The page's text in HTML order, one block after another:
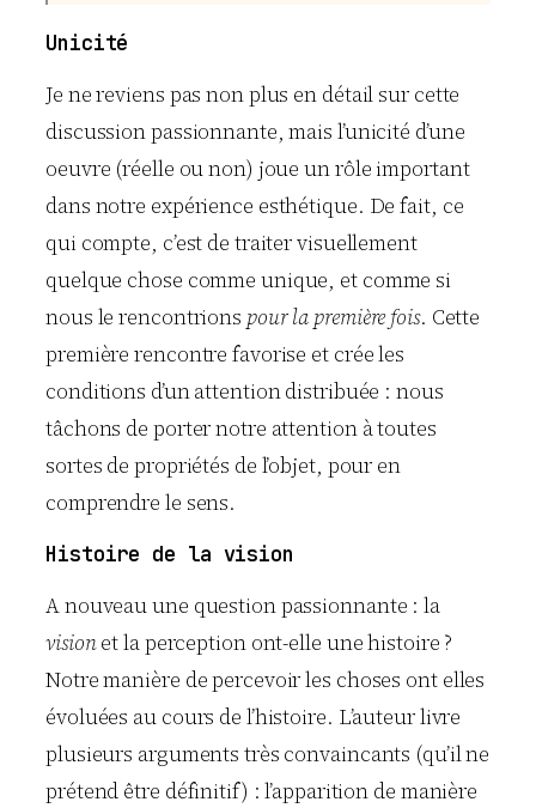
Unicité
Je ne reviens pas non plus en détail sur cette
discussion passionnante, mais l’unicité d’une
oeuvre (réelle ou non) joue un rôle important
dans notre expérience esthétique. De fait, ce
qui compte, c’est de traiter visuellement
quelque chose comme unique, et comme si
nous le rencontrions pour la première fois. Cette
première rencontre favorise et crée les
conditions d’un attention distribuée : nous
tâchons de porter notre attention à toutes
sortes de propriétés de l’objet, pour en
comprendre le sens.
Histoire de la vision
A nouveau une question passionnante : la
visionet la perception ont-elle une histoire ?
Notre manière de percevoir les choses ont elles
évoluées au cours de l’histoire. L’auteur livre
plusieurs arguments très convaincants (qu’il ne
prétend être définitif) : l’apparition de manière